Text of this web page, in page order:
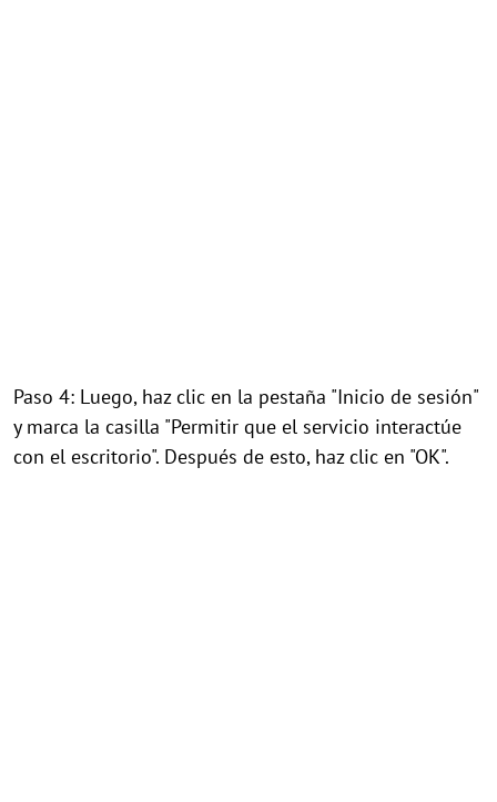
Paso 4: Luego, haz clic en la pestaña "Inicio de sesión"
y marca la casilla "Permitir que el servicio interactúe
con el escritorio". Después de esto, haz clic en "OK".